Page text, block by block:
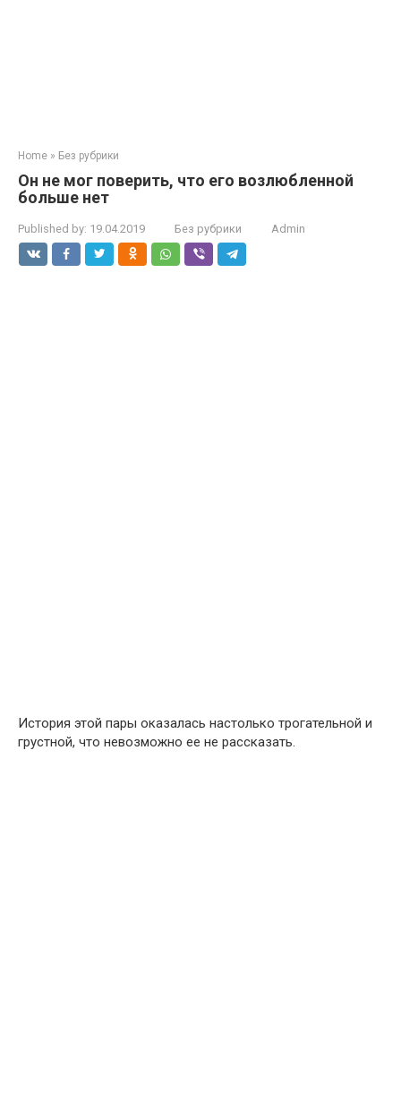
Home » Без рубрики
Он не мог поверить, что его возлюбленной
больше нет
Published by: 19.04.2019 Без рубрики Admin
История этой пары оказалась настолько трогательной и
грустной, что невозможно ее не рассказать.